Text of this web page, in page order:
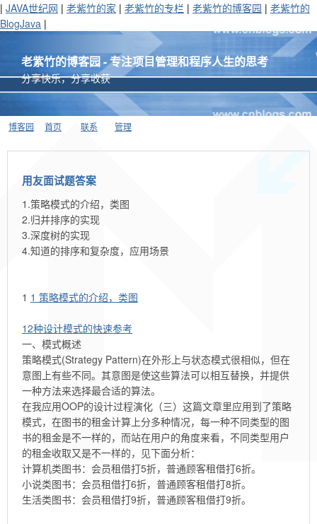
| JAVA世纪网 | 老紫竹的家 | 老紫竹的专栏 | 老紫竹的博客园 | 老紫竹的
BlogJava |
老紫竹的博客园 - 专注项目管理和程序人生的思考
分享快乐，分享收获
博客园 首页 联系 管理
用友面试题答案
1.策略模式的介绍，类图
2.归并排序的实现
3.深度树的实现
4.知道的排序和复杂度，应用场景
1 1 策略模式的介绍，类图
12种设计模式的快速参考
一、模式概述
策略模式(Strategy Pattern)在外形上与状态模式很相似，但在
意图上有些不同。其意图是使这些算法可以相互替换，并提供
一种方法来选择最合适的算法。
在我应用OOP的设计过程演化（三）这篇文章里应用到了策略
模式，在图书的租金计算上分多种情况，每一种不同类型的图
书的租金是不一样的，而站在用户的角度来看，不同类型用户
的租金收取又是不一样的，见下面分析：
计算机类图书：会员租借打5折，普通顾客租借打6折。
小说类图书：会员租借打6折，普通顾客租借打8折。
生活类图书：会员租借打9折，普通顾客租借打9折。